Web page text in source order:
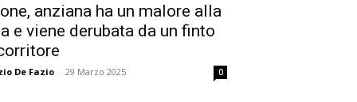
anziana ha un malore alla
e viene derubata da un finto
De Fazio - 29 Marzo 2025 0